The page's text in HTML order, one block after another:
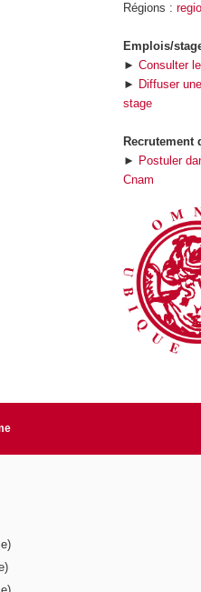
Régions :
Emplois/
►Consulter
► Diffuser
stage
Recrutement
► Postuler
Cnam